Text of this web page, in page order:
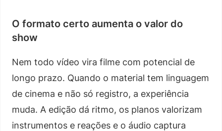
O formato certo aumenta o valor do
show
Nem todo vídeo vira filme com potencial de
longo prazo. Quando o material tem linguagem
de cinema e não só registro, a experiência
muda. A edição dá ritmo, os planos valorizam
instrumentos e reações e o áudio captura